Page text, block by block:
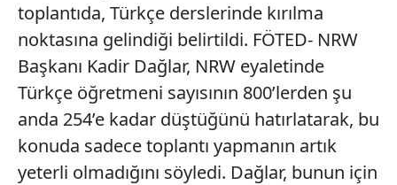
toplantıda, Türkçe derslerinde kırılma
noktasına gelindiği belirtildi. FÖTED- NRW
Başkanı Kadir Dağlar, NRW eyaletinde
Türkçe öğretmeni sayısının 800’lerden şu
anda 254’e kadar düştüğünü hatırlatarak, bu
konuda sadece toplantı yapmanın artık
yeterli olmadığını söyledi. Dağlar, bunun için